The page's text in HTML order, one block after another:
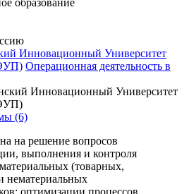
Инновационный Университет
Операционная деятельность в
(6)
на решение вопросов
выполнения и контроля
(товарных,
нематериальных
оптимизации процессов